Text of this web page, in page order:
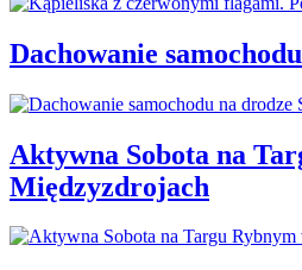
Dachowanie
Aktywna Sobota na
Międzyzdrojach